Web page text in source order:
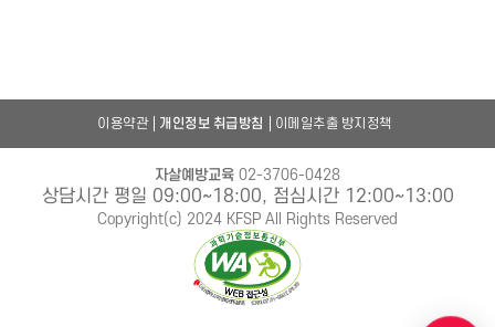
이용약관 개인정보 취급방침 이메일추출 방지정책
자살예방교육 02-3706-0428
상담시간 평일 09:00~18:00, 점심시간 12:00~13:00
Copyright(c) 2024 KFSP All Rights Reserved